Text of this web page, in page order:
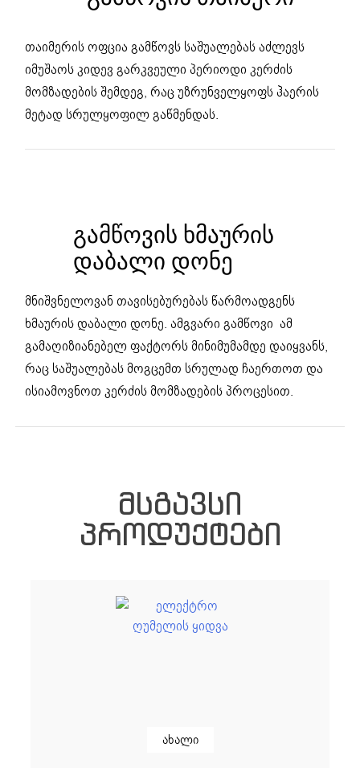
თაიმერის ოფცია გამწოვს საშუალებას აძლევს
იმუშაოს კიდევ გარკვეული პერიოდი კერძის
მომზადების შემდეგ, რაც უზრუნველყოფს ჰაერის
მეტად სრულყოფილ გაწმენდას.
ᲒᲐᲛᲬᲝᲕᲘᲡ ᲮᲛᲐᲣᲠᲘᲡ
ᲓᲐᲑᲐᲚᲘ ᲓᲝᲜᲔ
მნიშვნელოვან თავისებურებას წარმოადგენს
ხმაურის დაბალი დონე. ამგვარი გამწოვი ამ
გამაღიზიანებელ ფაქტორს მინიმუმამდე დაიყვანს,
რაც საშუალებას მოგცემთ სრულად ჩაერთოთ და
ისიამოვნოთ კერძის მომზადების პროცესით.
ᲛᲡᲒᲐᲕᲡᲘ
ᲞᲠᲝᲓᲣᲥᲢᲔᲑᲘ
ახალი